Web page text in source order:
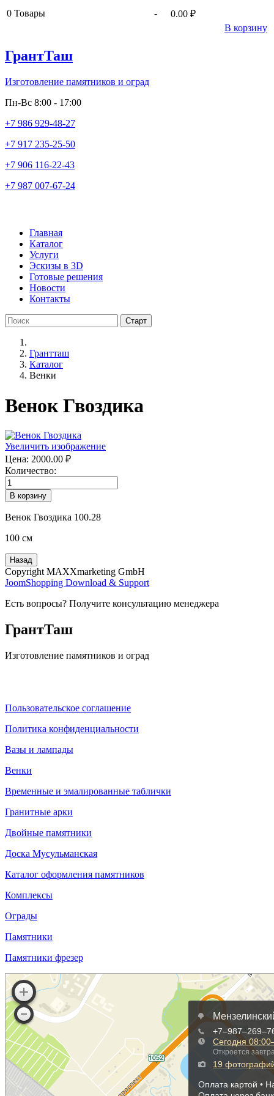
0 Товары -
0.00 ₽
В корзину
ГрантТаш
Изготовление памятников и оград
Пн-Вс 8:00 - 17:00
+7 986 929-48-27
+7 917 235-25-50
+7 906 116-22-43
+7 987 007-67-24
Главная
Каталог
Услуги
Эскизы в 3D
Готовые решения
Новости
Контакты
Грантташ
Каталог
Венки
Венок Гвоздика
Увеличить изображение
Цена: 2000.00 ₽
Количество:
Венок Гвоздика 100.28
100 см
Copyright MAXXmarketing GmbH
JoomShopping Download & Support
Есть вопросы? Получите консультацию менеджера
ГрантТаш
Изготовление памятников и оград
Пользовательское соглашение
Политика конфиденциальности
Вазы и лампады
Венки
Временные и эмалированные таблички
Гранитные арки
Двойные памятники
Доска Мусульманская
Каталог оформления памятников
Комплексы
Ограды
Памятники
Памятники фрезер